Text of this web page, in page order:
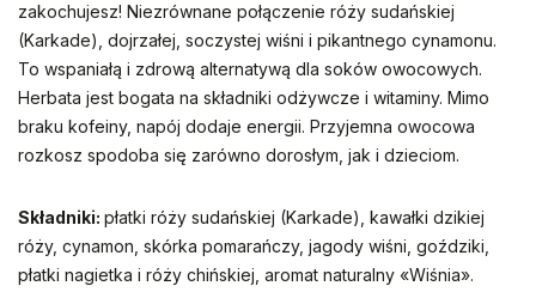
zakochujesz! Niezrównane połączenie róży sudańskiej
(Karkade), dojrzałej, soczystej wiśni i pikantnego cynamonu.
To wspaniałą i zdrową alternatywą dla soków owocowych.
Herbata jest bogata na składniki odżywcze i witaminy. Mimo
braku kofeiny, napój dodaje energii. Przyjemna owocowa
rozkosz spodoba się zarówno dorosłym, jak i dzieciom.
Składniki: płatki róży sudańskiej (Karkade), kawałki dzikiej
róży, cynamon, skórka pomarańczy, jagody wiśni, goździki,
płatki nagietka i róży chińskiej, aromat naturalny «Wiśnia».